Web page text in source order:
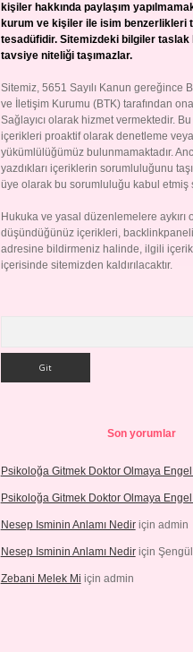
kişiler hakkında paylaşım
kurum ve kişiler ile isim benzerlikleri
tesadüfidir. Sitemizdeki bilgiler taslak
tavsiye niteliği taşımazlar.
Sitemiz, 5651 Sayılı Kanun gereğince
ve İletişim Kurumu (BTK) tarafından
Sağlayıcı olarak hizmet vermektedir.
içerikleri proaktif olarak denetleme
yükümlülüğümüz bulunmamaktadır.
yazdıkları içeriklerin sorumluluğunu
üye olarak bu sorumluluğu kabul etmiş
Hukuka ve yasal düzenlemelere aykırı
düşündüğünüz içerikleri,
adresine bildirmeniz halinde, ilgili
içerisinde sitemizden kaldırılacaktır.
Son yorumlar
Psikoloğa Gitmek Doktor Olmaya
Psikoloğa Gitmek Doktor Olmaya
Nesep Isminin Anlamı Nediriçin admin
Nesep Isminin Anlamı Nediriçin Şengül
Zebani Melek Mi için admin